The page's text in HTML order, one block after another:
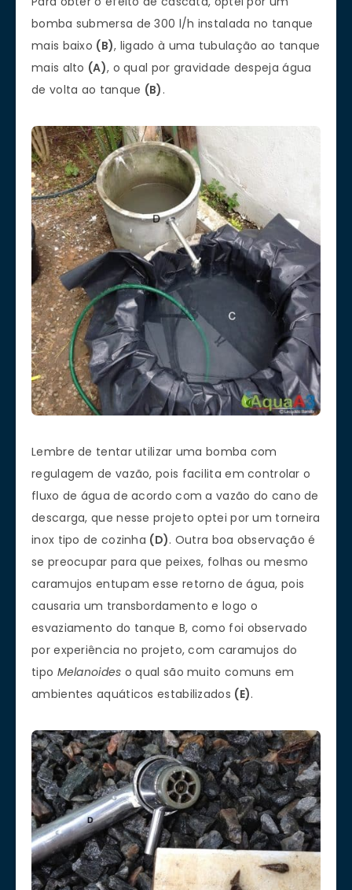
bomba submersa de 300 l/h instalada no tanque
mais baixo (B), ligado à uma tubulação ao tanque
mais alto (A), o qual por gravidade despeja água
de volta ao tanque (B) .
Lembre de tentar utilizar uma bomba com
regulagem de vazão, pois facilita em controlar o
fluxo de água de acordo com a vazão do cano de
descarga, que nesse projeto optei por um torneira
inox tipo de cozinha (D). Outra boa observação é
se preocupar para que peixes, folhas ou mesmo
caramujos entupam esse retorno de água, pois
causaria um transbordamento e logo o
esvaziamento do tanque B, como foi observado
por experiência no projeto, com caramujos do
tipo Melanoides o qual são muito comuns em
ambientes aquáticos estabilizados (E).